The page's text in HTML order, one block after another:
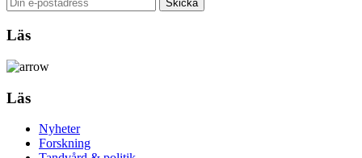
Läs
Läs
Nyheter
Forskning